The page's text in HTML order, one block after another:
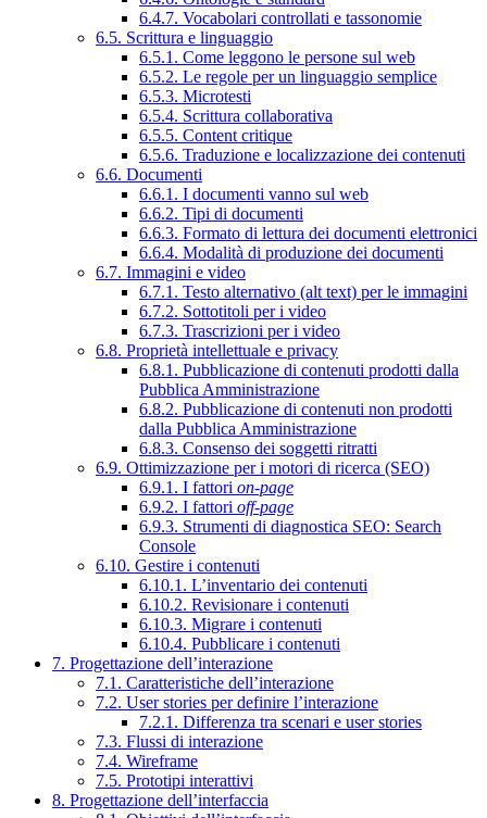
6.4.7. Vocabolari controllati e tassonomie
6.5. Scrittura e linguaggio
6.5.1. Come leggono le persone sul web
6.5.2. Le regole per un linguaggio semplice
6.5.3. Microtesti
6.5.4. Scrittura collaborativa
6.5.5. Content critique
6.5.6. Traduzione e localizzazione dei contenuti
6.6. Documenti
6.6.1. I documenti vanno sul web
6.6.2. Tipi di documenti
6.6.3. Formato di lettura dei documenti elettronici
6.6.4. Modalità di produzione dei documenti
6.7. Immagini e video
6.7.1. Testo alternativo (alt text) per le immagini
6.7.2. Sottotitoli per i video
6.7.3. Trascrizioni per i video
6.8. Proprietà intellettuale e privacy
6.8.1. Pubblicazione di contenuti prodotti dalla
Pubblica Amministrazione
6.8.2. Pubblicazione di contenuti non prodotti
dalla Pubblica Amministrazione
6.8.3. Consenso dei soggetti ritratti
6.9. Ottimizzazione per i motori di ricerca (SEO)
6.9.1. I fattori on-page
6.9.2. I fattori off-page
6.9.3. Strumenti di diagnostica SEO: Search
Console
6.10. Gestire i contenuti
6.10.1. L’inventario dei contenuti
6.10.2. Revisionare i contenuti
6.10.3. Migrare i contenuti
6.10.4. Pubblicare i contenuti
7. Progettazione dell’interazione
7.1. Caratteristiche dell’interazione
7.2. User stories per definire l’interazione
7.2.1. Differenza tra scenari e user stories
7.3. Flussi di interazione
7.4. Wireframe
7.5. Prototipi interattivi
8. Progettazione dell’interfaccia